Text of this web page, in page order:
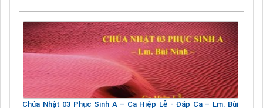
Chúa Nhật 03 Phục Sinh A – Ca Hiệp Lễ - Đáp Ca – Lm. Bùi